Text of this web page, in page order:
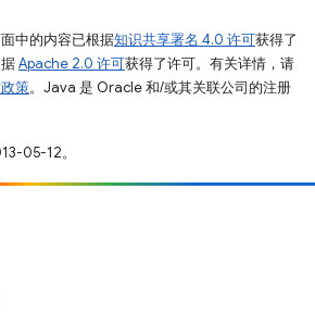
中的内容已根据知识共享署名 4.0 许可获得了
Apache 2.0 许可获得了许可。有关详情，请
策。Java 是 Oracle 和/或其关联公司的注册
05-12。